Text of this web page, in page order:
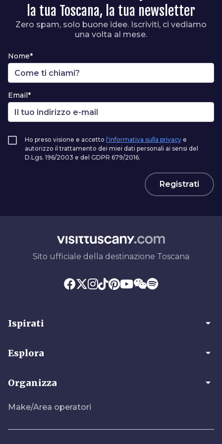
la tua Toscana, la tua newsletter
Zero spam, solo buone idee. Iscriviti, ci vediamo
una volta al mese.
Nome*
Email*
Ho preso visione e accetto l'informativa sulla privacy e
autorizzo il trattamento dei miei dati personali ai sensi del
D.Lgs. 196/2003 e del GDPR 679/2016.
Registrati
Sito ufficiale della destinazione Toscana
Ispirati arrow_drop_down
Esplora arrow_drop_down
Organizza arrow_drop_down
Make/Area operatori